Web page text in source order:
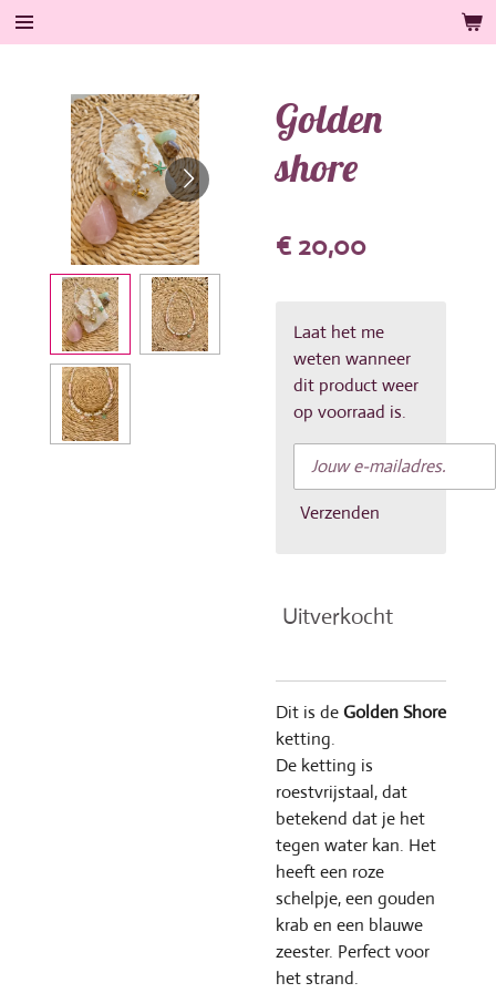
Ga
direct
hoofdinhoud
Golden
shore
€ 20,00
Laat het me
weten wanneer
dit product weer
op voorraad is.
Verzenden
Uitverkocht
Dit is deGolden Shore
ketting.
De ketting is
roestvrijstaal, dat
betekend dat je het
tegen water kan. Het
heeft een roze
schelpje, een gouden
krab en een blauwe
zeester. Perfect voor
het strand.